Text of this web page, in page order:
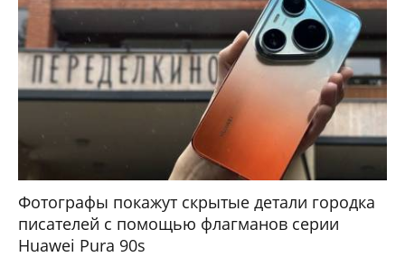
Фотографы покажут скрытые детали городка
писателей с помощью флагманов серии
Huawei Pura 90s